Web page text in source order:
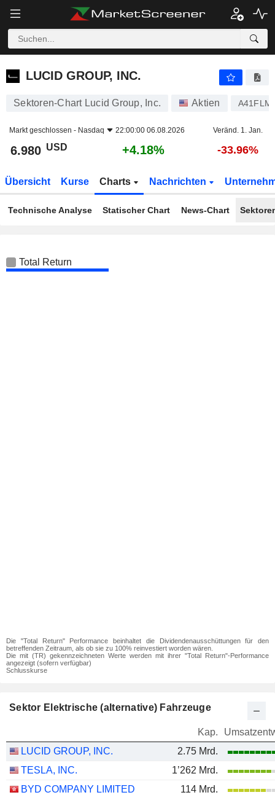
LUCID GROUP, INC.
LUCID GROUP, INC.
Sektoren-Chart Lucid Group, Inc. Aktien A41FLM
Markt geschlossen - Nasdaq 22:00:00 06.08.2026 Veränd. 1. Jan.
6.980 USD +4.18% -33.96%
Übersicht Kurse Charts Nachrichten
Technische Analyse Statischer Chart News-Chart
Total Return
Die "Total Return" Performance beinhaltet die Dividendenausschüttungen für den
betreffenden Zeitraum, als ob sie zu 100% reinvestiert worden wären.
Die mit (TR) gekennzeichneten Werte werden mit ihrer "Total Return"-Performance
angezeigt (sofern verfügbar)
Schlusskurse
Sektor Elektrische (alternative) Fahrzeuge
Kap.
LUCID GROUP, INC.
2.75 Mrd.
TESLA, INC.
1’262 Mrd.
BYD COMPANY LIMITED
114 Mrd.